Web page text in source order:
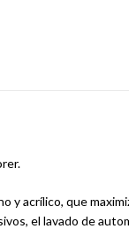
y acrílico, que
el lavado de